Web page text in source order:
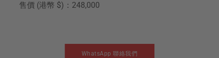
售價 (港幣 $)：248,000
WhatsApp 聯絡我們